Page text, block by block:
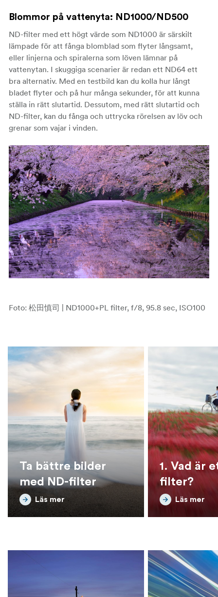
Blommor på vattenyta: ND1000/ND500
ND-filter med ett högt värde som ND1000 är särskilt
lämpade för att fånga blomblad som flyter långsamt,
eller linjerna och spiralerna som löven lämnar på
vattenytan. I skuggiga scenarier är redan ett ND64 ett
bra alternativ. Med en testbild kan du kolla hur långt
bladet flyter och på hur många sekunder, för att kunna
ställa in rätt slutartid. Dessutom, med rätt slutartid och
ND-filter, kan du fånga och uttrycka rörelsen av löv och
grenar som vajar i vinden.
Foto: 松田慎司 | ND1000+PL filter, f/8, 95.8 sec, ISO100
Ta bättre bilder
med ND-filter
Läs mer
1. Vad är
filter?
Läs mer